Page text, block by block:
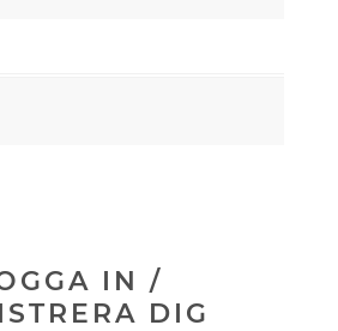
IN /
DIG